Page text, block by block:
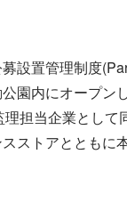
設置管理制度
園内にオープン
担当企業として
ストアとともに